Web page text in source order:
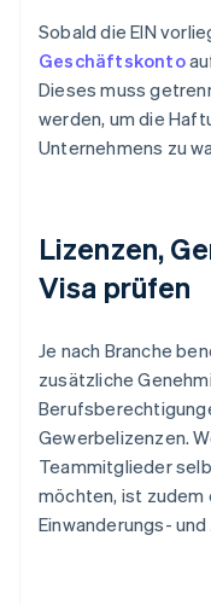
Sobald die EIN
Geschäftskonto
Dieses muss
werden, um die
Unternehmens zu
Lizenzen,
Visa prüfen
Je nach Branche
zusätzliche
Gewerbelizenzen.
Teammitglieder
möchten, ist
Einwanderungs-